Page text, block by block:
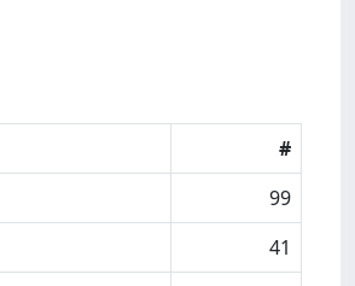
#
99
41